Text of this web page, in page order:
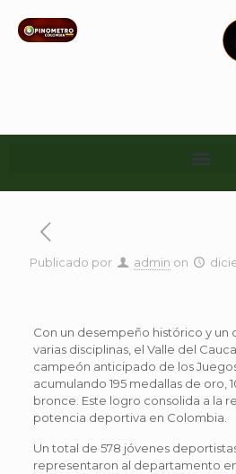
Publicado por admin on
Con un desempeño histórico y un
varias disciplinas, el Valle del
campeón anticipado de los
acumulando 195 medallas de oro,
bronce. Este logro consolida a la
potencia deportiva en Colombia.
Un total de 578 jóvenes
representaron al departamento en